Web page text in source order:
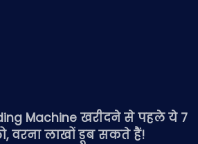
Machine खरीदने से पहले ये 7
वरना लाखों डूब सकते हैं!